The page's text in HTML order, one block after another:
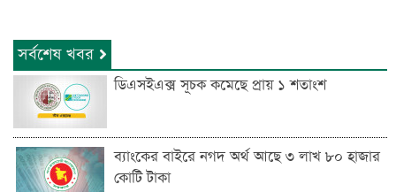
সর্বশেষ খবর
ডিএসইএক্স সূচক কমেছে প্রায় ১ শতাংশ
ব্যাংকের বাইরে নগদ অর্থ আছে ৩ লাখ ৮০ হাজার
কোটি টাকা